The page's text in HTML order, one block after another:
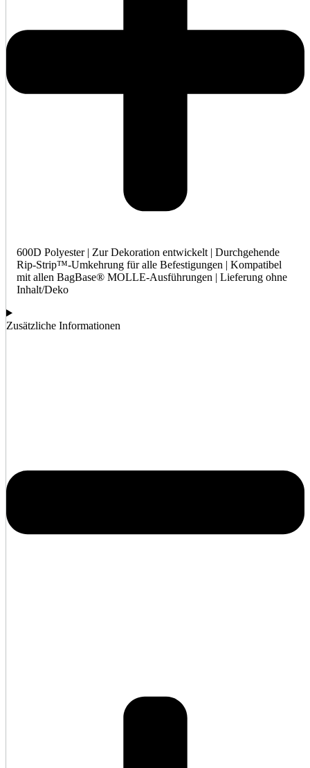
600D Polyester | Zur Dekoration entwickelt | Durchgehende
Rip-Strip™-Umkehrung für alle Befestigungen | Kompatibel
mit allen BagBase® MOLLE-Ausführungen | Lieferung ohne
Inhalt/Deko
Zusätzliche Informationen